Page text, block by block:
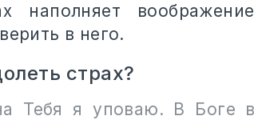
наполняет
в него.
страх?
Тебя я уповаю. В Боге